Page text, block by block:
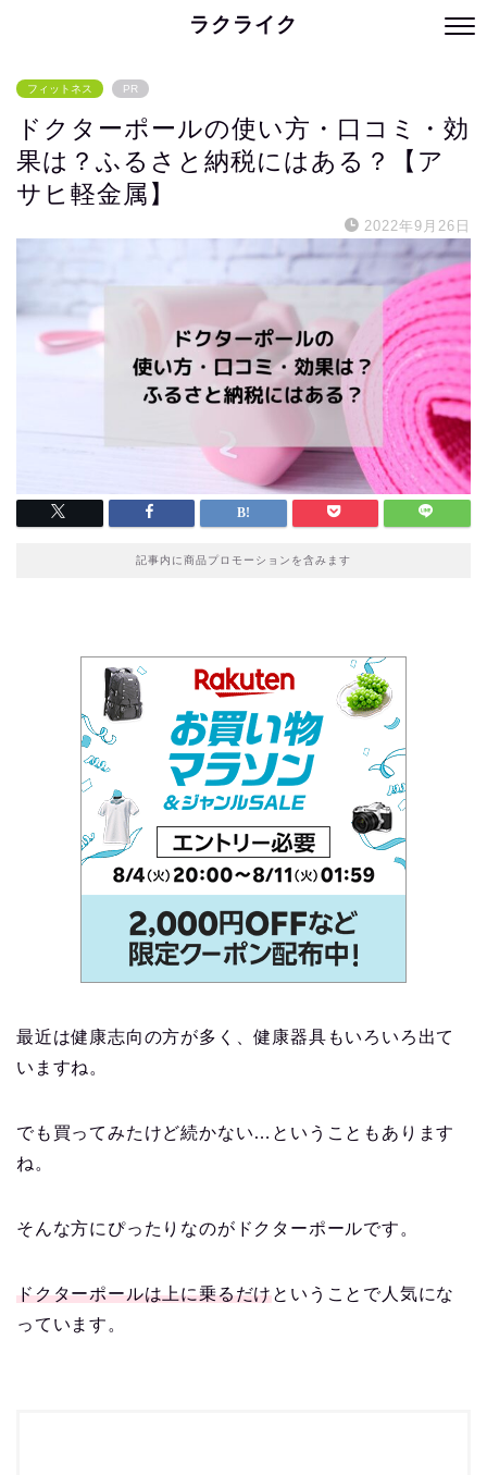
ラクライク
フィットネス PR
ドクターポールの使い方・口コミ・効
果は？ふるさと納税にはある？【ア
サヒ軽金属】
2022年9月26日
記事内に商品プロモーションを含みます
最近は健康志向の方が多く、健康器具もいろいろ出て
いますね。
でも買ってみたけど続かない…ということもあります
ね。
そんな方にぴったりなのがドクターポールです。
ドクターポールは上に乗るだけということで人気にな
っています。